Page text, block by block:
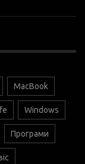
MacBook
Windows
Програми